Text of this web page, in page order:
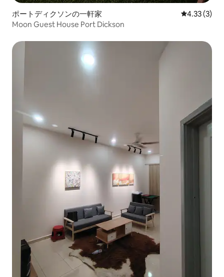
ポートディクソンの一軒家 レビュー3
4.33 (3)
Moon Guest House Port Dickson